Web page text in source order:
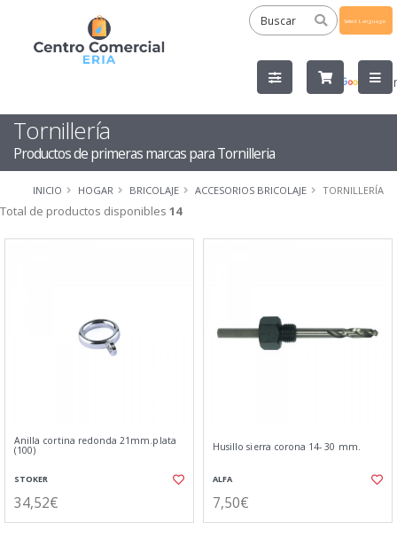
by
Tornillería
Productos de primeras marcas para Tornilleria
INICIO HOGAR BRICOLAJE ACCESORIOS BRICOLAJE TORNILLERÍA
Total de productos disponibles 14
Anilla cortina redonda 21mm.plata
(100)
STOKER
34,52€
Husillo sierra corona 14- 30 mm.
ALFA
7,50€